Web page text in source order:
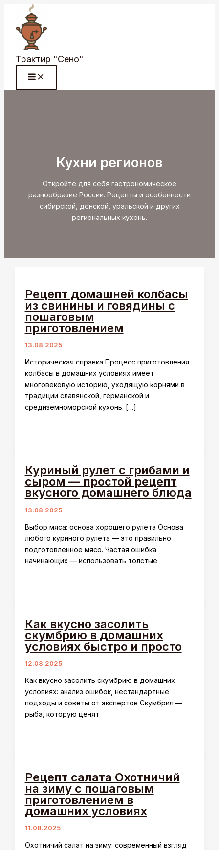
Перейти
содержимому
Трактир "Сено"
Кухни регионов
Откройте для себя гастрономическое
разнообразие России. Рецепты и особенности
сибирской, донской, уральской и других
региональных кухонь.
Рецепт домашней колбасы
из свинины и говядины с
пошаговым
приготовлением
13.08.2025
Историческая справка Процесс приготовления
колбасы в домашних условиях имеет
многовековую историю, уходящую корнями в
традиции славянской, германской и
средиземноморской кухонь. […]
Куриный рулет с грибами и
сыром — простой рецепт
вкусного домашнего блюда
13.08.2025
Выбор мяса: основа хорошего рулета Основа
любого куриного рулета — это правильно
подготовленное мясо. Частая ошибка
начинающих — использовать толстые
Как вкусно засолить
скумбрию в домашних
условиях быстро и просто
12.08.2025
Как вкусно засолить скумбрию в домашних
условиях: анализ ошибок, нестандартные
подходы и советы от экспертов Скумбрия —
рыба, которую ценят
Рецепт салата Охотничий
на зиму с пошаговым
приготовлением в
домашних условиях
11.08.2025
Охотничий салат на зиму: современный взгляд